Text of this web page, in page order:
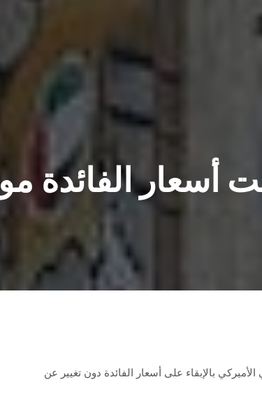
أسعار الفائدة
بالإبقاء على أسعار الفائدة دون تغيير عن